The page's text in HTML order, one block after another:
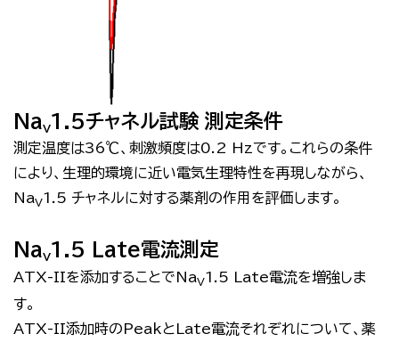
NaV1.5チャネル試験 測定条件
測定温度は36℃、刺激頻度は0.2 Hzです。これらの条件
により、生理的環境に近い電気生理特性を再現しながら、
NaV1.5 チャネルに対する薬剤の作用を評価します。
NaV1.5 Late電流測定
ATX-IIを添加することで NaV1.5 Late電流を増強しま
す。
ATX-II添加時の Peakと Late電流それぞれについて、薬